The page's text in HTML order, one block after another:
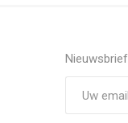
Nieuwsbrief